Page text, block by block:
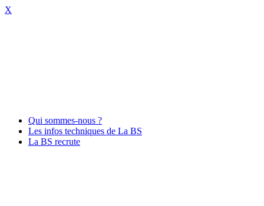
X
Qui sommes-nous ?
Les infos techniques de La BS
La BS recrute